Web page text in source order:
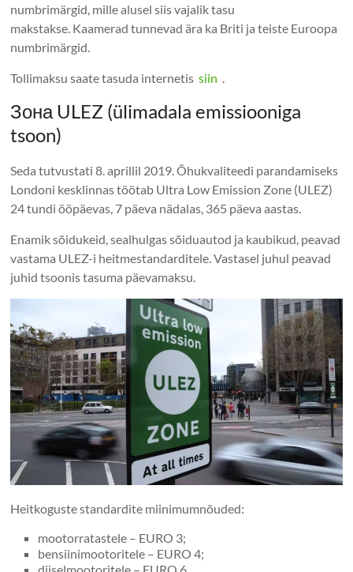
numbrimärgid, mille alusel siis vajalik tasu
makstakse. Kaamerad tunnevad ära ka Briti ja teiste Euroopa
numbrimärgid.
Tollimaksu saate tasuda internetissiin .
Зона ULEZ (ülimadala emissiooniga
tsoon)
Seda tutvustati 8. aprillil 2019. Õhukvaliteedi parandamiseks
Londoni kesklinnas töötab Ultra Low Emission Zone (ULEZ)
24 tundi ööpäevas, 7 päeva nädalas, 365 päeva aastas.
Enamik sõidukeid, sealhulgas sõiduautod ja kaubikud, peavad
vastama ULEZ-i heitmestandarditele. Vastasel juhul peavad
juhid tsoonis tasuma päevamaksu.
Heitkoguste standardite miinimumnõuded:
mootorratastele – EURO 3;
bensiinimootoritele – EURO 4;
diiselmootoritele – EURO 6.